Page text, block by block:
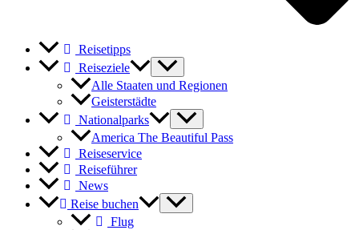
Reisetipps
Reiseziele
Alle Staaten und Regionen
Geisterstädte
Nationalparks
America The Beautiful Pass
Reiseservice
Reiseführer
News
Reise buchen
Flug